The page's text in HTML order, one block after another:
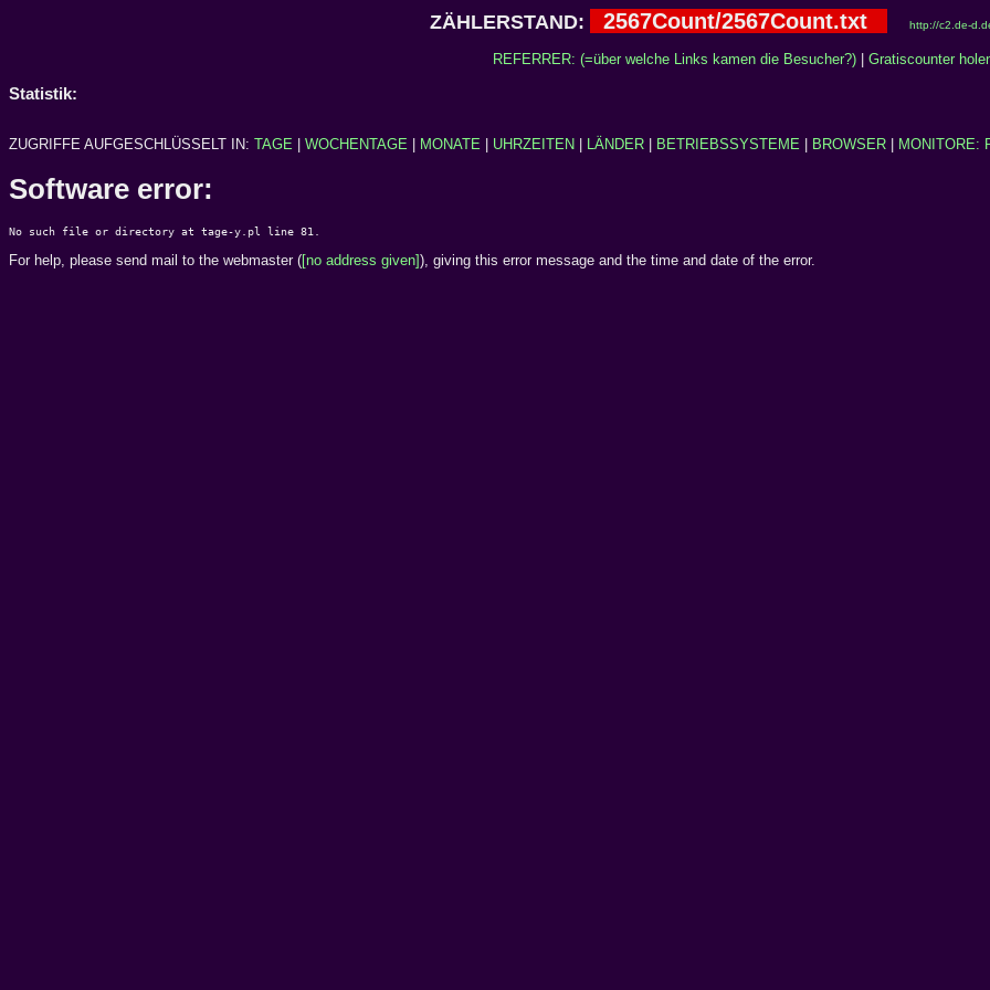
ZÄHLERSTAND: 2567Count/2567Count.txt http://c2.de-
REFERRER: (=über welche Links kamen die Besucher?)| Gratiscounter
Statistik:
ZUGRIFFE AUFGESCHLÜSSELT IN: TAGE WOCHENTAGE MONATE UHRZEITEN LÄNDER BETRIEBSSYSTEME BROWSER MONITORE:
Software error:
For help, please send mail to the webmaster ([no address given]), giving this error message and the time and date of the error.